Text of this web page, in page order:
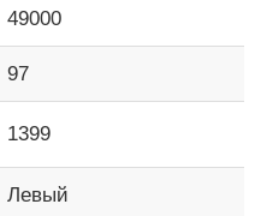
49000
97
1399
Левый